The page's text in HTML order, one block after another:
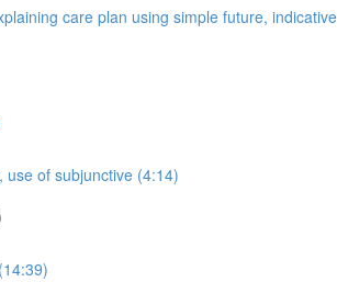
care plan using simple future,
use of subjunctive (4:14)